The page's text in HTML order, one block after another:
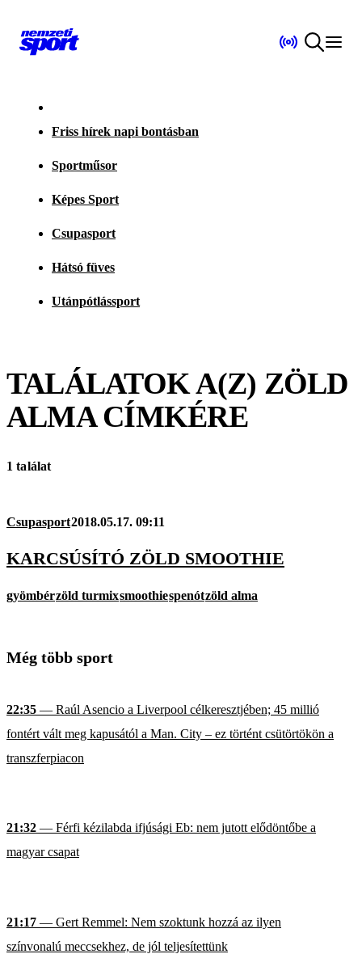
Friss hírek napi bontásban
Sportműsor
Képes Sport
Csupasport
Hátsó füves
Utánpótlássport
TALÁLATOK A(Z) ZÖLD
ALMACÍMKÉRE
1 találat
Csupasport2018.05.17. 09:11
KARCSÚSÍTÓ ZÖLD SMOOTHIE
gyömbérzöld turmixsmoothiespenótzöld alma
Még több sport
22:35 — Raúl Asencio a Liverpool célkeresztjében; 45 millió
fontért vált meg kapusától a Man. City – ez történt csütörtökön a
transzferpiacon
21:32 — Férfi kézilabda ifjúsági Eb: nem jutott elődöntőbe a
magyar csapat
21:17 — Gert Remmel: Nem szoktunk hozzá az ilyen
színvonalú meccsekhez, de jól teljesítettünk